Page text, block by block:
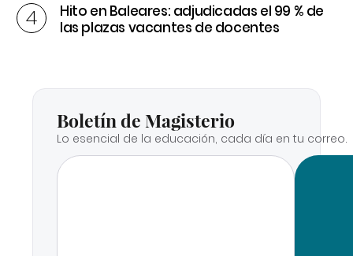
Hito en Baleares: adjudicadas el 99 % de
las plazas vacantes de docentes
Boletín de Magisterio
Lo esencial de la educación, cada día en tu correo.